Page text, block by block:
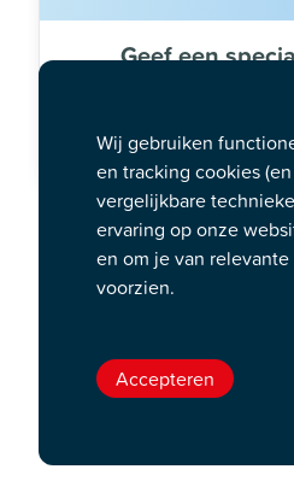
In Rekhalzen gaat
op zoek naar hun
dromen
muzikale cabaretvoorstelling
Geef een
Wij gebruiken
en tracking cookies
vergelijkbare
ervaring op onze
en om je van
voorzien.
Accepteren